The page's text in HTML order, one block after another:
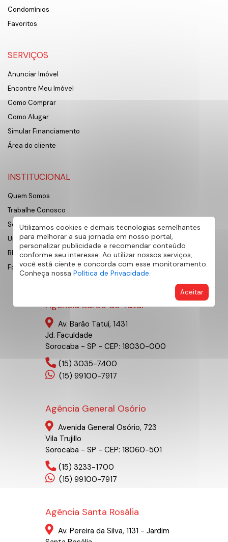
Utilizamos cookies e demais tecnologias semelhantes
para melhorar a sua jornada em nosso portal,
personalizar publicidade e recomendar conteúdo
conforme seu interesse. Ao utilizar nossos serviços,
você está ciente e concorda com esse monitoramento.
Conheça nossa Política de Privacidade.
Aceitar
Condomínios
Favoritos
SERVIÇOS
Anunciar Imóvel
Encontre Meu Imóvel
Como Comprar
Como Alugar
Simular Financiamento
Área do cliente
INSTITUCIONAL
Quem Somos
Trabalhe Conosco
Sobre Sorocaba
Universidade AE
Blog
Fornecedores
Agência Barão de Tatuí
Av. Barão Tatuí, 1431
Jd. Faculdade
Sorocaba - SP - CEP: 18030-000
(15) 3035-7400
(15) 99100-7917
Agência General Osório
Avenida General Osório, 723
Vila Trujillo
Sorocaba - SP - CEP: 18060-501
(15) 3233-1700
(15) 99100-7917
Agência Santa Rosália
Av. Pereira da Silva, 1131 - Jardim